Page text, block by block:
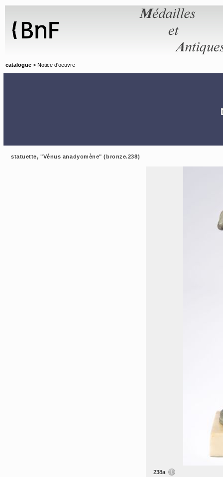
catalogue > Notice d'oeuvre
statuette, "Vénus anadyomène" (bronze.238)
238a